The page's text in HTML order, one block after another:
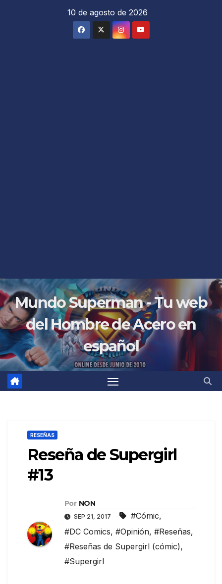
10 de agosto de 2026
Mundo Superman - Tu web
del Hombre de Acero en
español
RESEÑAS
Reseña de Supergirl
#13
Por NON
SEP 21, 2017 #Cómic,
#DC Comics, #Opinión, #Reseñas,
#Reseñas de Supergirl (cómic),
#Supergirl